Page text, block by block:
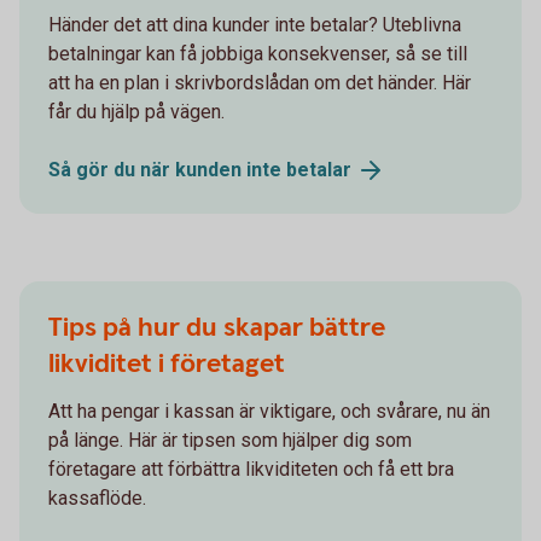
Händer det att dina kunder inte betalar? Uteblivna
betalningar kan få jobbiga konsekvenser, så se till
att ha en plan i skrivbordslådan om det händer. Här
får du hjälp på vägen.
Så gör du när kunden inte betalar
Tips på hur du skapar bättre
likviditet i företaget
Att ha pengar i kassan är viktigare, och svårare, nu än
på länge. Här är tipsen som hjälper dig som
företagare att förbättra likviditeten och få ett bra
kassaflöde.